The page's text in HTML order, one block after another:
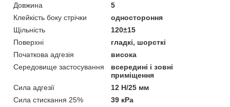
Довжина
5
Клейкість боку стрічки
одностороння
Щільність
120±15
Поверхні
гладкі, шорсткі
Початкова адгезія
висока
Середовище застосування
всередині і зовні
приміщення
Сила адгезії
12 Н/25 мм
Сила стискання 25%
39 кРа